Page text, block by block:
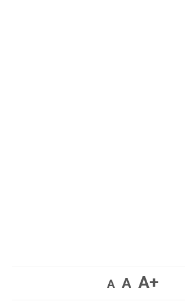
A A A+